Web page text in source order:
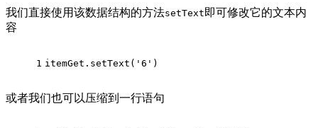
我们直接使用该数据结构的方法setText即可修改它的文本内
容
1 itemGet.setText( '6' )
或者我们也可以压缩到一行语句